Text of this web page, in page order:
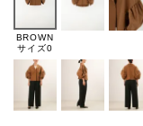
BROWN
サイズ0